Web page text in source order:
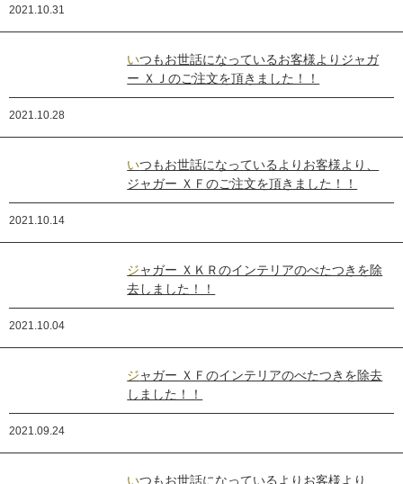
2021.10.31
いつもお世話になっているお客様よりジャガ
ー ＸＪのご注文を頂きました！！
2021.10.28
いつもお世話になっているよりお客様より、
ジャガー ＸＦのご注文を頂きました！！
2021.10.14
ジャガー ＸＫＲのインテリアのべたつきを除
去しました！！
2021.10.04
ジャガー ＸＦのインテリアのべたつきを除去
しました！！
2021.09.24
いつもお世話になっているよりお客様より、